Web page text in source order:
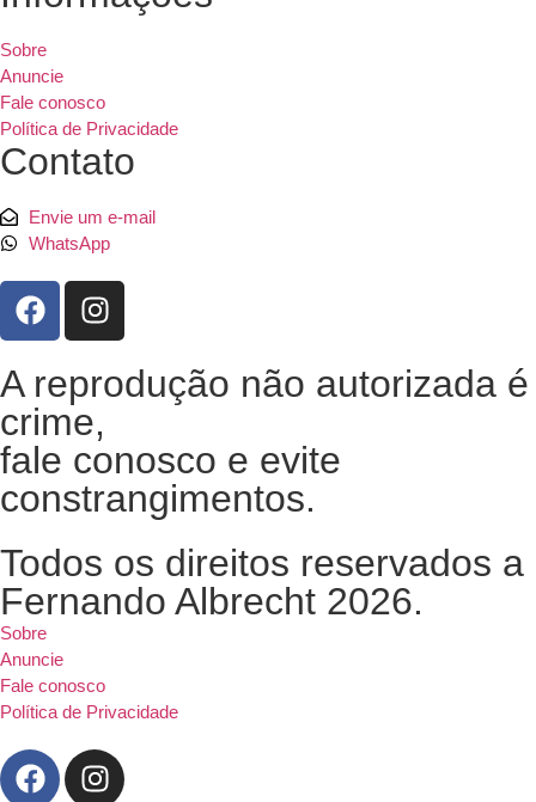
Sobre
Anuncie
Fale conosco
Política de Privacidade
Contato
Envie um e-mail
WhatsApp
A reprodução não autorizada é
crime,
fale conosco e evite
constrangimentos.
Todos os direitos reservados a
Fernando Albrecht 2026.
Sobre
Anuncie
Fale conosco
Política de Privacidade